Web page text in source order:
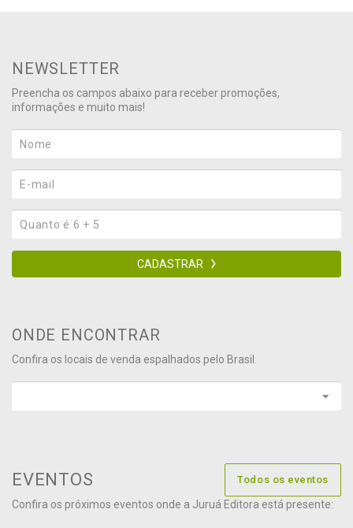
NEWSLETTER
Preencha os campos abaixo para receber promoções,
informações e muito mais!
CADASTRAR
ONDE ENCONTRAR
Confira os locais de venda espalhados pelo Brasil.
EVENTOS Todos os eventos
Confira os próximos eventos onde a Juruá Editora está presente: